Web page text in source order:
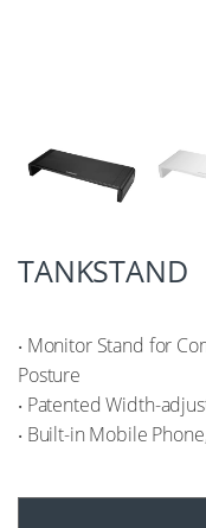
TANKSTAND
‧ Monitor Stand for
Posture
‧ Patented Width-
‧ Built-in Mobile